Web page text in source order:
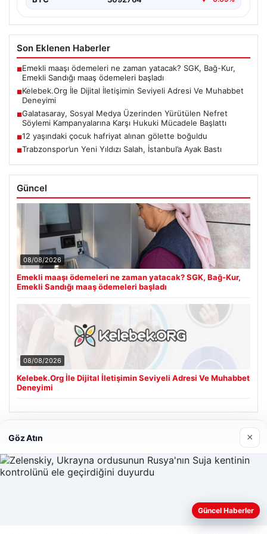
Son Eklenen Haberler
■Emekli maaşı ödemeleri ne zaman yatacak? SGK, Bağ-Kur,
Emekli Sandığı maaş ödemeleri başladı
■Kelebek.Org İle Dijital İletişimin Seviyeli Adresi Ve Muhabbet
Deneyimi
■Galatasaray, Sosyal Medya Üzerinden Yürütülen Nefret
Söylemi Kampanyalarına Karşı Hukuki Mücadele Başlattı
■12 yaşındaki çocuk hafriyat alınan gölette boğuldu
■Trabzonspor’un Yeni Yıldızı Salah, İstanbul’a Ayak Bastı
Güncel
08/08/2026
Emekli maaşı ödemeleri ne zaman yatacak? SGK, Bağ-Kur,
Emekli Sandığı maaş ödemeleri başladı
08/08/2026
Kelebek.Org İle Dijital İletişimin Seviyeli Adresi Ve Muhabbet
Deneyimi
Son Eklenen Firmalar
Hastaş Beton
26/05/2026
Web sitemizi nasıl kullandığınızı daha iyi anlayabilmek,
Göz Atın ×
Güncel Haberler